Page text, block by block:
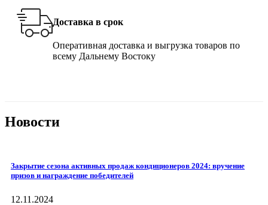
Доставка в срок
Оперативная доставка и выгрузка товаров по
всему Дальнему Востоку
Новости
Закрытие сезона активных продаж кондиционеров 2024: вручение
призов и награждение победителей
12.11.2024